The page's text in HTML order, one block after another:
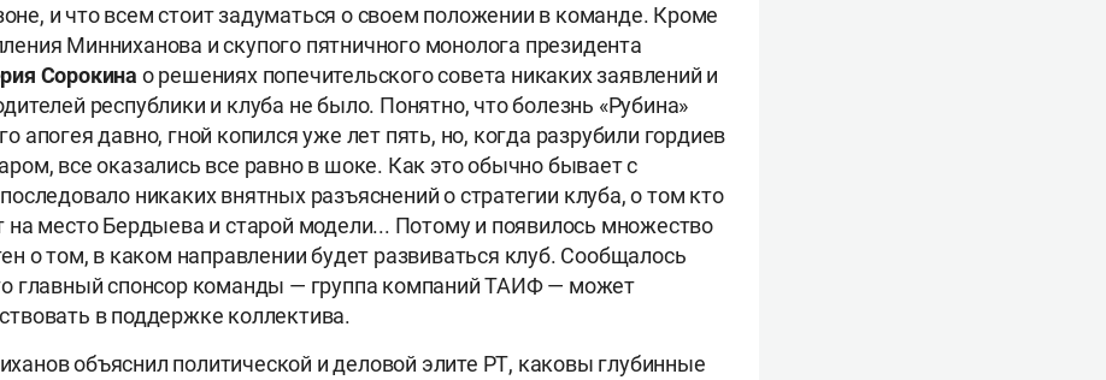
и что всем стоит задуматься о своем положении в команде. Кроме
Минниханова и скупого пятничного монолога президента
Сорокина о решениях попечительского совета никаких заявлений и
республики и клуба не было. Понятно, что болезнь «Рубина»
апогея давно, гной копился уже лет пять, но, когда разрубили гордиев
все оказались все равно в шоке. Как это обычно бывает с
никаких внятных разъяснений о стратегии клуба, о том кто
на место Бердыева и старой модели... Потому и появилось множество
о том, в каком направлении будет развиваться клуб. Сообщалось
главный спонсор команды — группа компаний ТАИФ — может
в поддержке коллектива.
объяснил политической и деловой элите РТ, каковы глубинные